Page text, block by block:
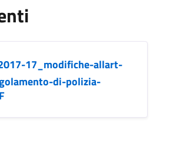
17_modifiche-allart-
di-polizia-